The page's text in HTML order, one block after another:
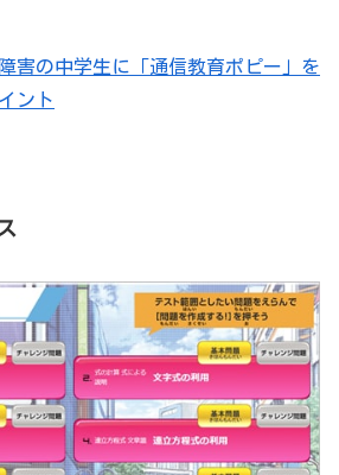
害の中学生に「通信教育ポピー」を
ント